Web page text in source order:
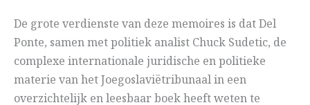
De grote verdienste van deze memoires is dat Del
Ponte, samen met politiek analist Chuck Sudetic, de
complexe internationale juridische en politieke
materie van het Joegoslaviëtribunaal in een
overzichtelijk en leesbaar boek heeft weten te